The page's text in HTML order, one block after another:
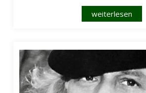
weiterlesen